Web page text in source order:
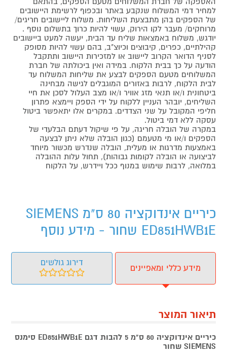
למחיר דמי המשלוח שנקבע באתר ובכפוף לרשימת היישובים
של הספקים בהן מתבצעת השליחות. משלוח ליישובים חריגים/
מרוחקים/ מעבר לקו הירוק, עשוי להיות כרוך בתשלום נוסף .
יודגש, משלוח באמצאות שליח עד הבית, יעשה למעט ביישובים
קהילתיים, כפרים, קיבוצים וכיוצ"ב, בהם עשוי להיות מסופק
לסניף הדואר הקרוב ליישוב או למזכירות היישוב ותתקבל
הודעה על כך בבית הלקוח. במידה ואין ביכולתה של חברת
המשלוחים מטעם הספקים לבצע את שליחות המשלוח עד
לבית הלקוח, לרבות באזורים המוגבלים לגישה מבחינה
ביטחונית ו/או תנאי מזג אוויר ו/או מצב העלול לסכן את חיי
השליחים, יובהר העניין ללקוח על ידי הספק ויימצא פתרון
חליפי המקובל על שני הצדדים. במקרים אלו יתאפשר ביטול
עסקה ללא דמי ביטול.
במקרה של הובלה חריגה, על פי שיקול דעתם הבלעדי של
הספקים ו/או מי מטעמם (כגון הובלה שלא ניתן לבצעה
באמצעות מדרגות או מעלית, הובלה שנדרש מכשור מיוחד
לביצועה או הובלה לקומות גבוהות), תחול עלות ההובלה
במלואה, לרבות שימוש במנוף ככל ויידרש, על הלקוח
כיריים אינדוקציה 80 ס"מ SIEMENS
ED851HWB1E שחור - מידע נוסף
מידע כללי ומאפיינים
דירוג גולשים
תיאור המוצר
כיריים אינדוקציה 80 ס"מ 5 להבות דגם ED851HWB1E סימנס
SIEMENS שחור